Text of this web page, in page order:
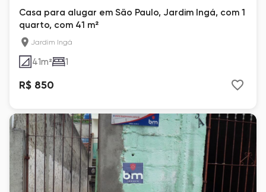
Casa para alugar em São Paulo, Jardim Ingá, com 1
quarto, com 41 m²
Jardim Ingá
41m² 1
R$ 850